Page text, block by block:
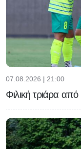
07.08.2026 | 21:00
Φιλική τριάρα